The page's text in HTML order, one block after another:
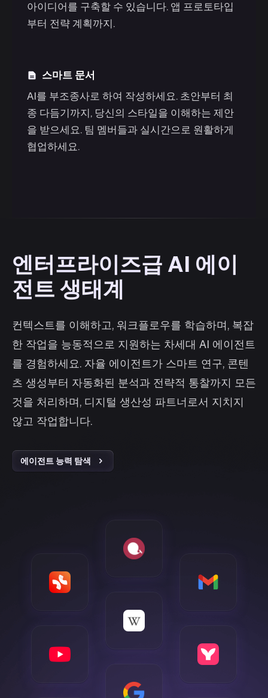
아이디어를 구축할 수 있습니다. 앱 프로토타입
부터 전략 계획까지.
스마트 문서
AI를 부조종사로 하여 작성하세요. 초안부터 최
종 다듬기까지, 당신의 스타일을 이해하는 제안
을 받으세요. 팀 멤버들과 실시간으로 원활하게
협업하세요.
엔터프라이즈급 AI 에이
전트 생태계
컨텍스트를 이해하고, 워크플로우를 학습하며, 복잡
한 작업을 능동적으로 지원하는 차세대 AI 에이전트
를 경험하세요. 자율 에이전트가 스마트 연구, 콘텐
츠 생성부터 자동화된 분석과 전략적 통찰까지 모든
것을 처리하며, 디지털 생산성 파트너로서 지치지
않고 작업합니다.
에이전트 능력 탐색